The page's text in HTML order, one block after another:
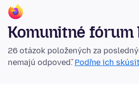
Komunitné fórum
26 otázok položených za
nemajú odpoveď.Poďme ich